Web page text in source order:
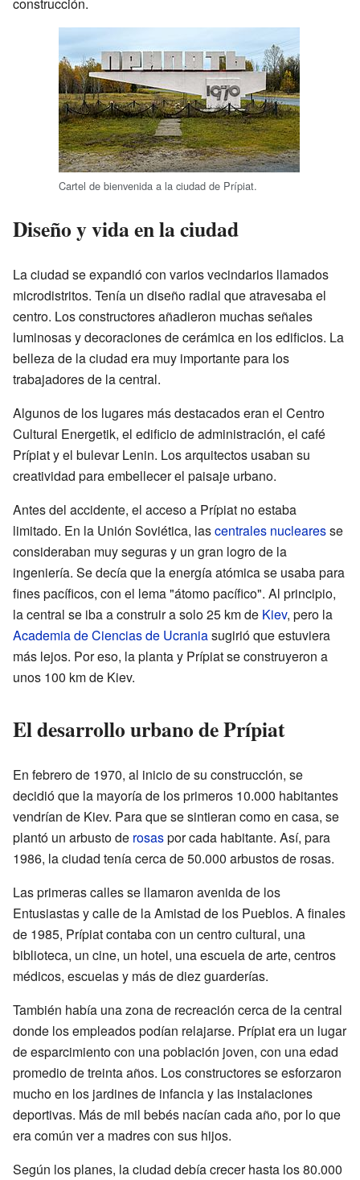
construcción.
Cartel de bienvenida a la ciudad de Prípiat.
Diseño y vida en la ciudad
La ciudad se expandió con varios vecindarios llamados
microdistritos. Tenía un diseño radial que atravesaba el
centro. Los constructores añadieron muchas señales
luminosas y decoraciones de cerámica en los edificios. La
belleza de la ciudad era muy importante para los
trabajadores de la central.
Algunos de los lugares más destacados eran el Centro
Cultural Energetik, el edificio de administración, el café
Prípiat y el bulevar Lenin. Los arquitectos usaban su
creatividad para embellecer el paisaje urbano.
Antes del accidente, el acceso a Prípiat no estaba
limitado. En la Unión Soviética, lascentrales nuclearesse
consideraban muy seguras y un gran logro de la
ingeniería. Se decía que la energía atómica se usaba para
fines pacíficos, con el lema "átomo pacífico". Al principio,
la central se iba a construir a solo 25 km de Kiev, pero la
Academia de Ciencias de Ucraniasugirió que estuviera
más lejos. Por eso, la planta y Prípiat se construyeron a
unos 100 km de Kiev.
El desarrollo urbano de Prípiat
En febrero de 1970, al inicio de su construcción, se
decidió que la mayoría de los primeros 10.000 habitantes
vendrían de Kiev. Para que se sintieran como en casa, se
plantó un arbusto de rosaspor cada habitante. Así, para
1986, la ciudad tenía cerca de 50.000 arbustos de rosas.
Las primeras calles se llamaron avenida de los
Entusiastas y calle de la Amistad de los Pueblos. A finales
de 1985, Prípiat contaba con un centro cultural, una
biblioteca, un cine, un hotel, una escuela de arte, centros
médicos, escuelas y más de diez guarderías.
También había una zona de recreación cerca de la central
donde los empleados podían relajarse. Prípiat era un lugar
de esparcimiento con una población joven, con una edad
promedio de treinta años. Los constructores se esforzaron
mucho en los jardines de infancia y las instalaciones
deportivas. Más de mil bebés nacían cada año, por lo que
era común ver a madres con sus hijos.
Según los planes, la ciudad debía crecer hasta los 80.000